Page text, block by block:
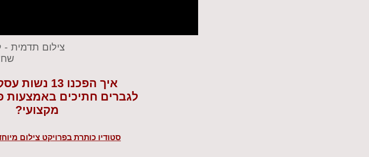
צילום תדמית
איך הפכנו 13 נשות עסקים יפות
לגברים חתיכים באמצעות
מקצועי?
סטודיו כותרת בפרויקט צילום